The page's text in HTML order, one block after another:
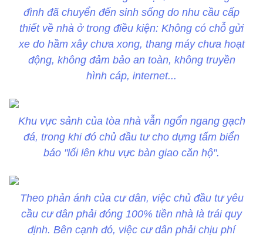
đình đã chuyển đến sinh sống do nhu cầu cấp
thiết về nhà ở trong điều kiện: Không có chỗ gửi
xe do hầm xây chưa xong, thang máy chưa hoạt
động, không đảm bảo an toàn, không truyền
hình cáp, internet...
Khu vực sảnh của tòa nhà vẫn ngổn ngang gạch
đá, trong khi đó chủ đầu tư cho dựng tấm biển
báo "lối lên khu vực bàn giao căn hộ".
Theo phản ánh của cư dân, việc chủ đầu tư yêu
cầu cư dân phải đóng 100% tiền nhà là trái quy
định. Bên cạnh đó, việc cư dân phải chịu phí